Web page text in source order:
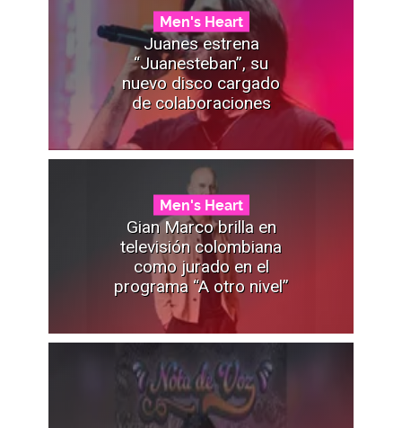
Men's Heart
Juanes estrena
“Juanesteban”, su
nuevo disco cargado
de colaboraciones
Men's Heart
Gian Marco brilla en
televisión colombiana
como jurado en el
programa “A otro nivel”